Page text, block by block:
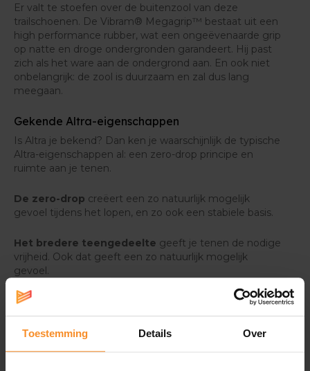
Toestemming Details Over
Er valt te stoefen over de buitenzool van deze
trailschoenen. De Vibram® Megagrip™ bestaat uit een
high performance rubber, wat een ongeëvenaarde grip
op natte en droge ondergronden garandeert. Hij past
zich als het ware aan de ondergrond aan. En ook niet
onbelangrijk: de zool is duurzaam en zal dus lang
meegaan.
Gekende Altra-eigenschappen
Is Altra je bekend? Dan ken je waarschijnlijk de typische
Altra-eigenschappen al: een zero-drop principe en
ruimte aan je tenen.
De zero-drop creëert een zo natuurlijk mogelijk
gevoel tijdens het lopen, en zo ook een stabiele basis.
Het bredere teengedeelte geeft je tenen de nodige
vrijheid. Ook dat geeft een zo natuurlijk mogelijk
gevoel.